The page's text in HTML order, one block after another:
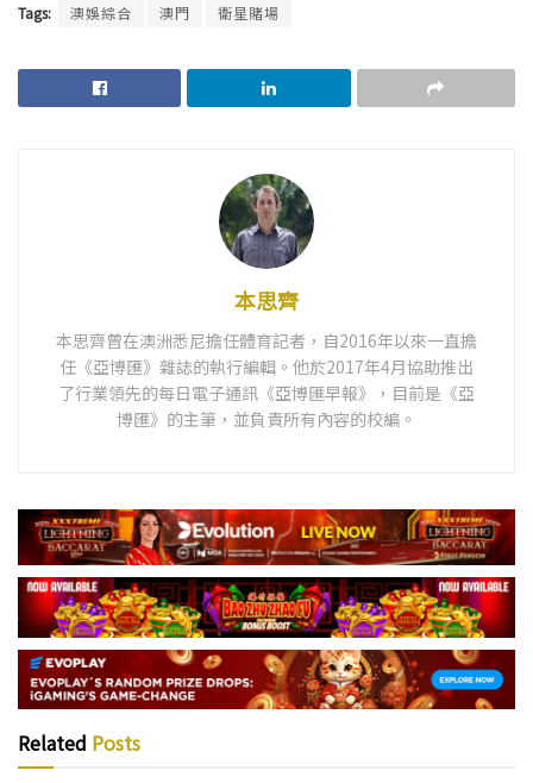
Tags: 澳娛綜合 澳門 衛星賭場
本思齊
本思齊曾在澳洲悉尼擔任體育記者，自2016年以來一直擔
任《亞博匯》雜誌的執行編輯。他於2017年4月協助推出
了行業領先的每日電子通訊《亞博匯早報》，目前是《亞
博匯》的主筆，並負責所有內容的校編。
Related Posts